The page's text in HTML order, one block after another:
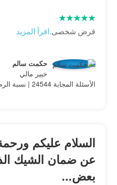
قرض شخصى.اقرأ المزيد
حكمت سالم
خبير مالي
الأسئلة المجابة 24544 | نسبة الرضا 97.7%
السلام عليكم
عن ضمان الشيك
بعض...